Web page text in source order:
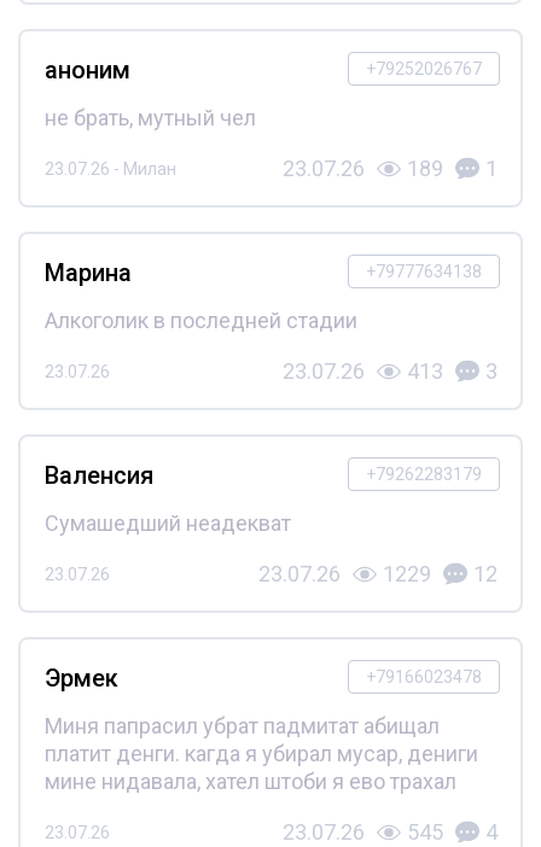
+79252026767
аноним
не брать, мутный чел
23.07.26 - Милан 23.07.26 189 1
+79777634138
Марина
Алкоголик в последней стадии
23.07.26 23.07.26 413 3
+79262283179
Валенсия
Сумашедший неадекват
23.07.26 23.07.26 1229 12
+79166023478
Эрмек
Миня папрасил убрат падмитат абищал
платит денги. кагда я убирал мусар, дениги
мине нидавала, хател штоби я ево трахал
23.07.26 23.07.26 545 4